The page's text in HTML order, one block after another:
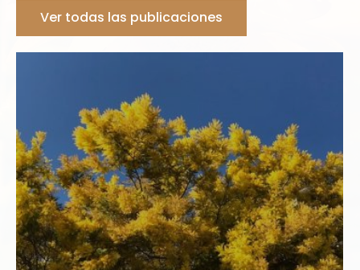
Ver todas las publicaciones